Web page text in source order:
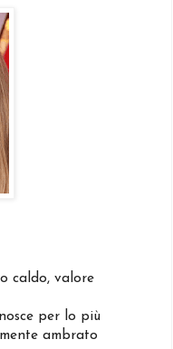
caldo, valore
per lo più
ambrato